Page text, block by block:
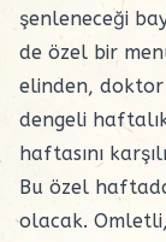
şenleneceği
de özel bir
elinden, doktor
dengeli
haftasını
Bu özel
olacak. Omletli,